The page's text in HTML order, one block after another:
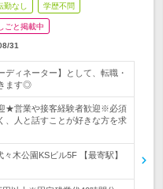
勤なし 学歴不問
ごと掲載中
31
ィネーター】として、転職・
ます◎
★営業や接客経験者歓迎※必須
、人と話すことが好きな方を求
木公園KSビル5F 【最寄駅】